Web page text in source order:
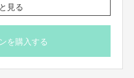
までお買い求め頂けま
見る
を購入する